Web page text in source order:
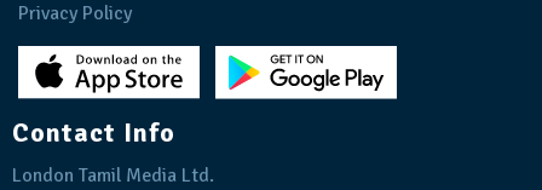
Privacy Policy
Contact Info
London Tamil Media Ltd.